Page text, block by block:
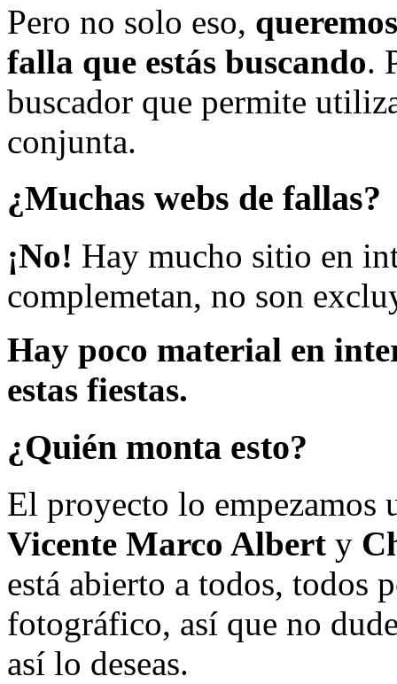
Pero no solo eso,
falla que estás buscando.
buscador que permite
conjunta.
¿Muchas webs de fallas?
¡No! Hay mucho sitio en
complemetan, no son
Hay poco material en
estas fiestas.
¿Quién monta esto?
El proyecto lo empezamos
Vicente Marco Albert y
está abierto a todos, todos
fotográfico, así que no
así lo deseas.